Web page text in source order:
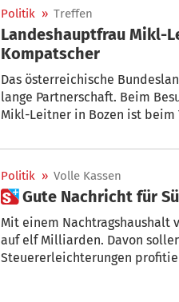
Politik » Treffen
Landeshauptfrau Mikl-
Kompatscher
Das österreichische
lange Partnerschaft. Beim
Mikl-Leitner in Bozen ist
worden.
Politik » Volle Kassen
 Gute Nachricht für
Mit einem Nachtragshaushalt von über einer Milliarde Euro klettert das Landesbudget
auf elf Milliarden. Davon sollen im
Steuererleichterungen profitieren: Landeshauptmann Arno Kompatscher kündigte im